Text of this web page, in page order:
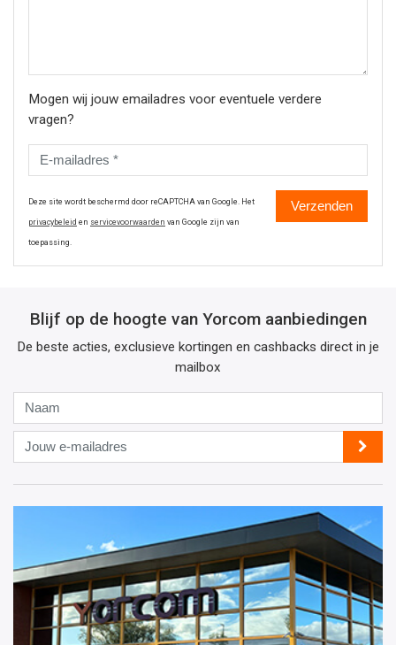
Mogen wij jouw emailadres voor eventuele verdere
vragen?
Verzenden
Deze site wordt beschermd door reCAPTCHA van Google. Het
privacybeleid en servicevoorwaarden van Google zijn van
toepassing.
Blijf op de hoogte van Yorcom aanbiedingen
De beste acties, exclusieve kortingen en cashbacks direct in je
mailbox
Jouw
e-
mailadres